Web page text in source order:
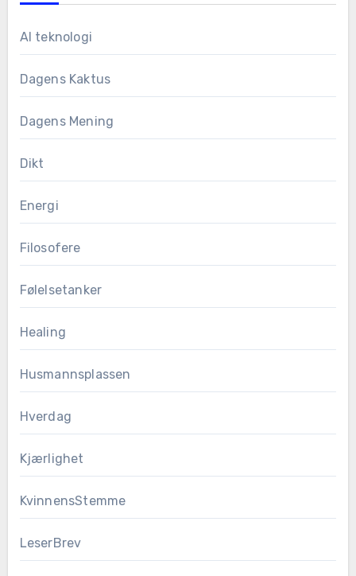
AI teknologi
Dagens Kaktus
Dagens Mening
Dikt
Energi
Filosofere
Følelsetanker
Healing
Husmannsplassen
Hverdag
Kjærlighet
KvinnensStemme
LeserBrev